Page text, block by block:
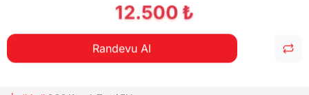
12.500 ₺
Randevu Al